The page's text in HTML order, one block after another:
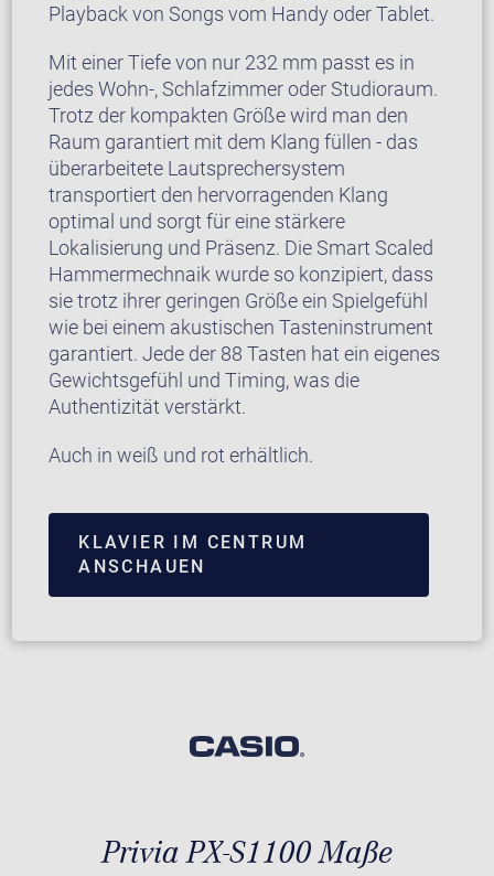
Playback von Songs vom Handy oder Tablet.
Mit einer Tiefe von nur 232 mm passt es in
jedes Wohn-, Schlafzimmer oder Studioraum.
Trotz der kompakten Größe wird man den
Raum garantiert mit dem Klang füllen - das
überarbeitete Lautsprechersystem
transportiert den hervorragenden Klang
optimal und sorgt für eine stärkere
Lokalisierung und Präsenz. Die Smart Scaled
Hammermechnaik wurde so konzipiert, dass
sie trotz ihrer geringen Größe ein Spielgefühl
wie bei einem akustischen Tasteninstrument
garantiert. Jede der 88 Tasten hat ein eigenes
Gewichtsgefühl und Timing, was die
Authentizität verstärkt.
Auch in weiß und rot erhältlich.
KLAVIER IM CENTRUM
ANSCHAUEN
Privia PX-S1100 Maße